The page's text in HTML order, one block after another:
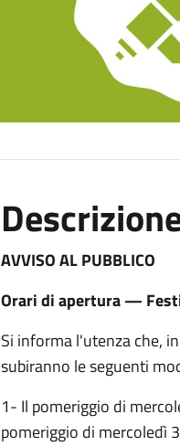
AVVISO AL PUBBLICO
Orari di apertura —
Si informa l'utenza che,
subiranno le seguenti
1- Il pomeriggio di
pomeriggio di mercoledì